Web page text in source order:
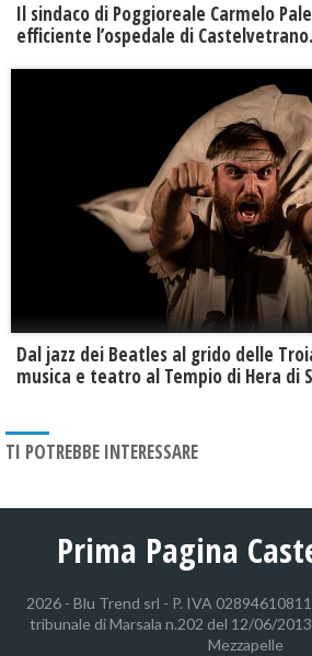
Il sindaco di Poggioreale Carmelo
efficiente l’ospedale di
Dal jazz dei Beatles al grido delle
musica e teatro al Tempio di Hera di
TI POTREBBE INTERESSARE
Prima Pagina
2026 - Blu Trend srl - P. IVA
tribunale di Marsala n.202 del 12/06/
Mezzapelle